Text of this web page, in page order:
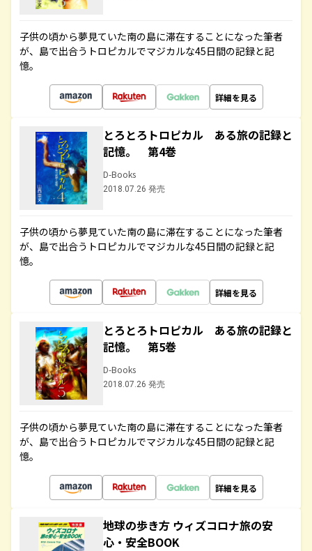
子供の頃から夢見ていた南の島に滞在することになった筆者
が、島で出合うトロピカルでマジカルな45日間の記録と記
憶。
詳細を見る
とろとろトロピカル ある旅の記録と
記憶。 第4巻
D-Books
2018.07.26 発売
子供の頃から夢見ていた南の島に滞在することになった筆者
が、島で出合うトロピカルでマジカルな45日間の記録と記
憶。
詳細を見る
とろとろトロピカル ある旅の記録と
記憶。 第5巻
D-Books
2018.07.26 発売
子供の頃から夢見ていた南の島に滞在することになった筆者
が、島で出合うトロピカルでマジカルな45日間の記録と記
憶。
詳細を見る
地球の歩き方 ウィズコロナ旅の安
心・安全BOOK